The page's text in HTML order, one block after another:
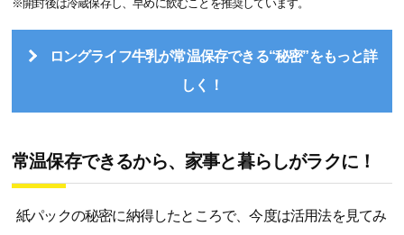
※開封後は冷蔵保存し、早めに飲むことを推奨しています。
ロングライフ牛乳が常温保存できる“秘密”をもっと詳
しく！
常温保存できるから、家事と暮らしがラクに！
紙パックの秘密に納得したところで、今度は活用法を見てみ